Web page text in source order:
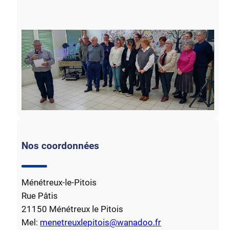
Nos coordonnées
Ménétreux-le-Pitois
Rue Pâtis
21150 Ménétreux le Pitois
Mel: menetreuxlepitois@wanadoo.fr